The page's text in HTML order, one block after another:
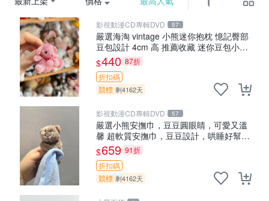
影視動漫CD專輯DVD 57
嚴選海淘 vintage 小熊迷你抱枕 憶記臀部
豆包設計 4cm 高 推薦收藏 迷你豆包小
熊、高臀部、豆袋抱枕
$440 87折
折扣碼
競標 剩4162天
影視動漫CD專輯DVD 57
嚴選小熊安撫巾，豆豆圓眼睛，可愛又溫
馨 超軟質安撫巾，豆豆設計，哄睡好幫手
約克豆豆眼安撫巾 數碼豆豆眼
$659 91折
折扣碼
競標 剩4162天